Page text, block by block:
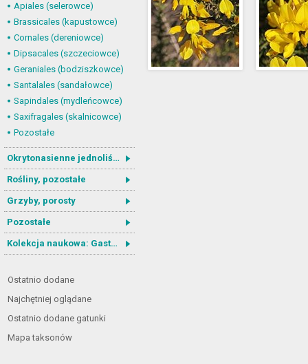
Apiales (selerowce)
Brassicales (kapustowce)
Cornales (dereniowce)
Dipsacales (szczeciowce)
Geraniales (bodziszkowce)
Santalales (sandałowce)
Sapindales (mydleńcowce)
Saxifragales (skalnicowce)
Pozostałe
Okrytonasienne jednoliścienne
Rośliny, pozostałe
Grzyby, porosty
Pozostałe
Kolekcja naukowa: Gastrotricha
Ostatnio dodane
Najchętniej oglądane
Ostatnio dodane gatunki
Mapa taksonów